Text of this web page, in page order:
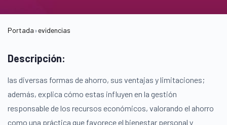
Portada»evidencias
Descripción:
las diversas formas de ahorro, sus ventajas y limitaciones;
además, explica cómo estas influyen en la gestión
responsable de los recursos económicos, valorando el ahorro
como una práctica que favorece el bienestar personal y